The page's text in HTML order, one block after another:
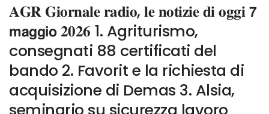
𝐀𝐆𝐑 𝐆𝐢𝐨𝐫𝐧𝐚𝐥𝐞 𝐫𝐚𝐝𝐢𝐨, 𝐥𝐞 𝐧𝐨𝐭𝐢𝐳𝐢𝐞 𝐝𝐢 𝐨𝐠𝐠𝐢 𝟳
𝗺𝗮𝗴𝗴𝗶𝗼 𝟐𝟎𝟐𝟔 1. Agriturismo,
consegnati 88 certificati del
bando 2. Favorit e la richiesta di
acquisizione di Demas 3. Alsia,